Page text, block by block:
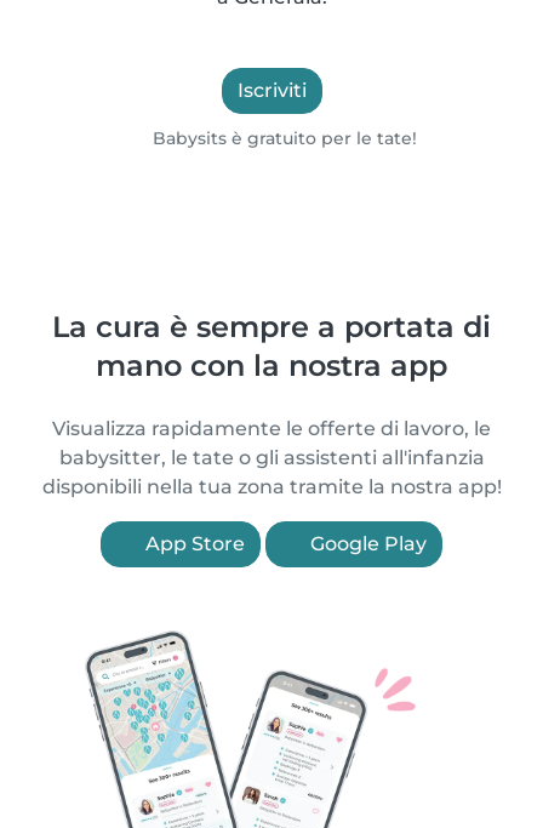
Iscriviti
Babysits è gratuito per le tate!
La cura è sempre a portata di
mano con la nostra app
Visualizza rapidamente le offerte di lavoro, le
babysitter, le tate o gli assistenti all'infanzia
disponibili nella tua zona tramite la nostra app!
App Store Google Play